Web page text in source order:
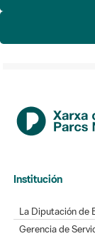
Institución
La Diputación de
Gerencia de